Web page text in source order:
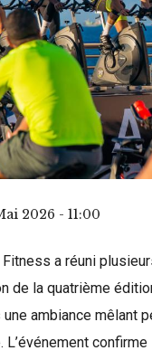
2026 - 11:00
a réuni
de la quatrième
une ambiance mêlant